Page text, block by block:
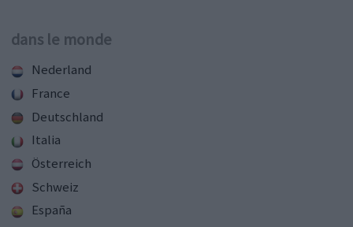
dans le monde
Nederland
France
Deutschland
Italia
Österreich
Schweiz
España